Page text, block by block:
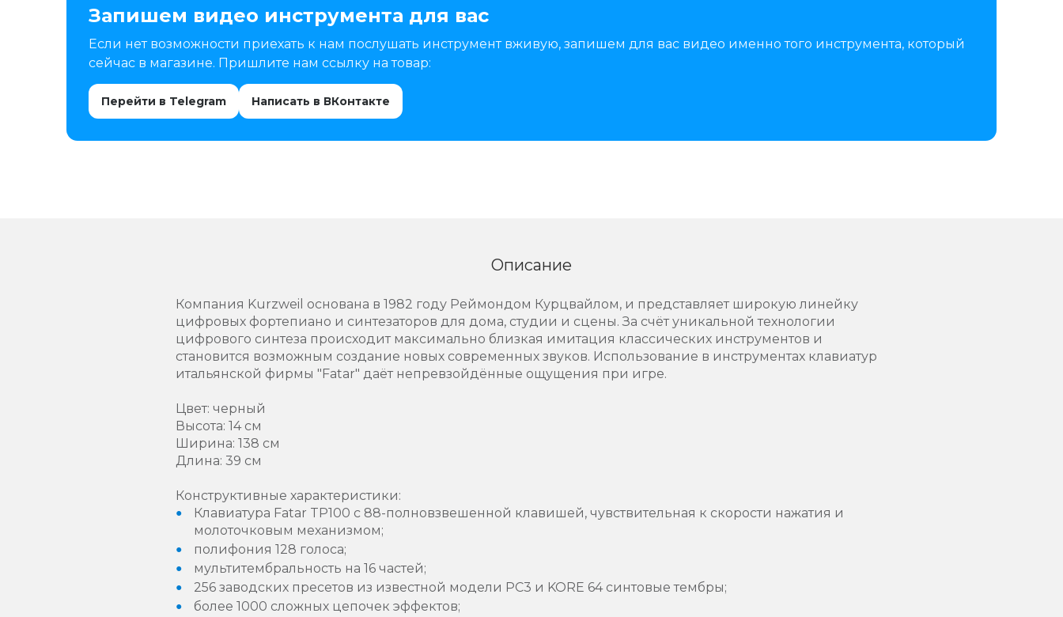
Запишем видео инструмента для вас
Если нет возможности приехать к нам послушать инструмент вживую, запишем для вас видео именно того инструмента, который
сейчас в магазине. Пришлите нам ссылку на товар:
Перейти в Telegram Написать в ВКонтакте
Описание
Компания Kurzweil основана в 1982 году Реймондом Курцвайлом, и представляет широкую линейку
цифровых фортепиано и синтезаторов для дома, студии и сцены. За счёт уникальной технологии
цифрового синтеза происходит максимально близкая имитация классических инструментов и
становится возможным создание новых современных звуков. Использование в инструментах клавиатур
итальянской фирмы "Fatar" даёт непревзойдённые ощущения при игре.
Цвет: черный
Высота: 14 см
Ширина: 138 см
Длина: 39 см
Конструктивные характеристики:
Клавиатура Fatar TP100 с 88-полновзвешенной клавишей, чувствительная к скорости нажатия и
молоточковым механизмом;
полифония 128 голоса;
мультитембральность на 16 частей;
256 заводских пресетов из известной модели PC3 и KORE 64 синтовые тембры;
более 1000 сложных цепочек эффектов;